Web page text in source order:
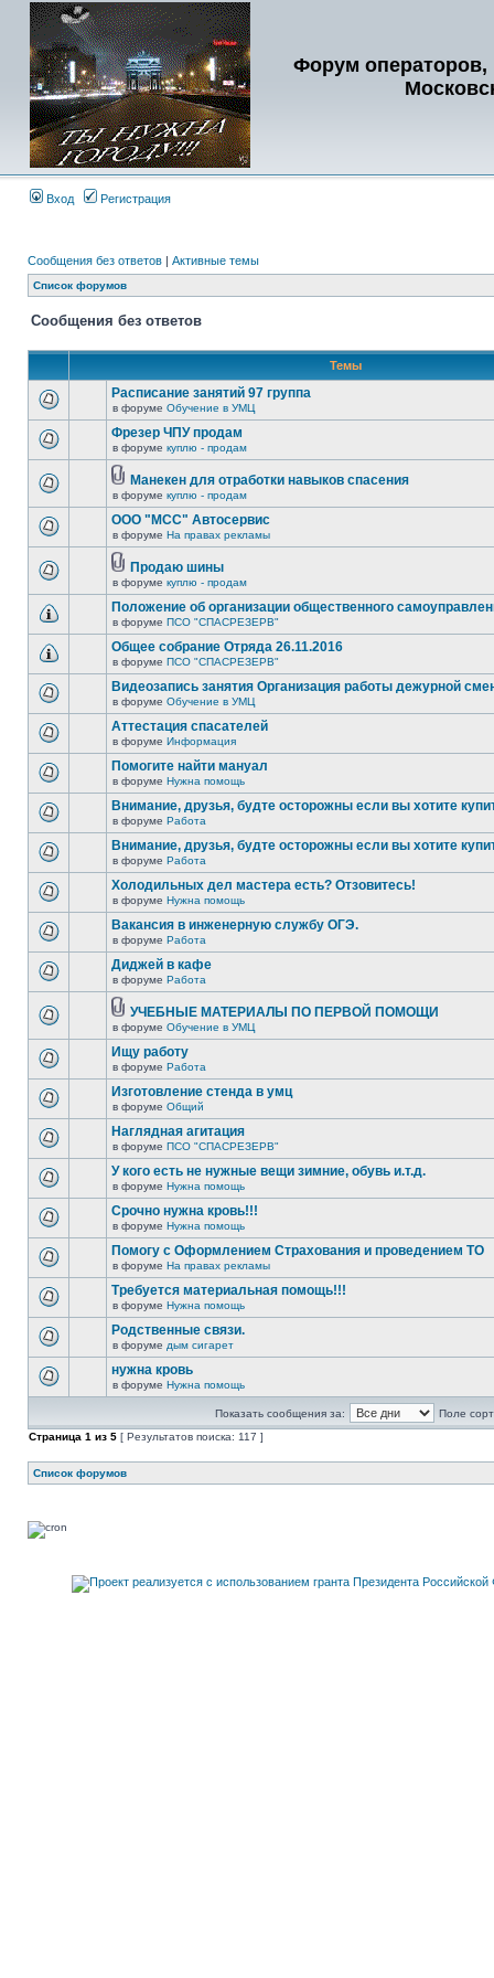
Форум операторов,
Вход Регистрация
Сообщения без ответов | Активные темы
Список форумов
Сообщения без ответов
Темы
Расписание занятий 97 группа
в форуме Обучение в УМЦ
Фрезер ЧПУ продам
в форуме куплю - продам
Манекен для отработки навыков спасения
в форуме куплю - продам
ООО "МСС" Автосервис
в форуме На правах рекламы
Продаю шины
в форуме куплю - продам
Положение об организации общественного
в форуме ПСО "СПАСРЕЗЕРВ"
Общее собрание Отряда 26.11.2016
в форуме ПСО "СПАСРЕЗЕРВ"
Видеозапись занятия Организация работы дежурной
в форуме Обучение в УМЦ
Аттестация спасателей
в форуме Информация
Помогите найти мануал
в форуме Нужна помощь
Внимание, друзья, будте осторожны если вы хотите
в форуме Работа
Внимание, друзья, будте осторожны если вы хотите
в форуме Работа
Холодильных дел мастера есть? Отзовитесь!
в форуме Нужна помощь
Вакансия в инженерную службу ОГЭ.
в форуме Работа
Диджей в кафе
в форуме Работа
УЧЕБНЫЕ МАТЕРИАЛЫ ПО ПЕРВОЙ ПОМОЩИ
в форуме Обучение в УМЦ
Ищу работу
в форуме Работа
Изготовление стенда в умц
в форуме Общий
Наглядная агитация
в форуме ПСО "СПАСРЕЗЕРВ"
У кого есть не нужные вещи зимние, обувь и.т.д.
в форуме Нужна помощь
Срочно нужна кровь!!!
в форуме Нужна помощь
Помогу с Оформлением Страхования и проведением ТО
в форуме На правах рекламы
Требуется материальная помощь!!!
в форуме Нужна помощь
Родственные связи.
в форуме дым сигарет
нужна кровь
в форуме Нужна помощь
Показать сообщения за:
Поле
Страница 1 из 5 [ Результатов поиска: 117 ]
Список форумов